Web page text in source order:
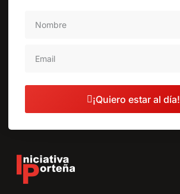
¡Quiero estar al día!